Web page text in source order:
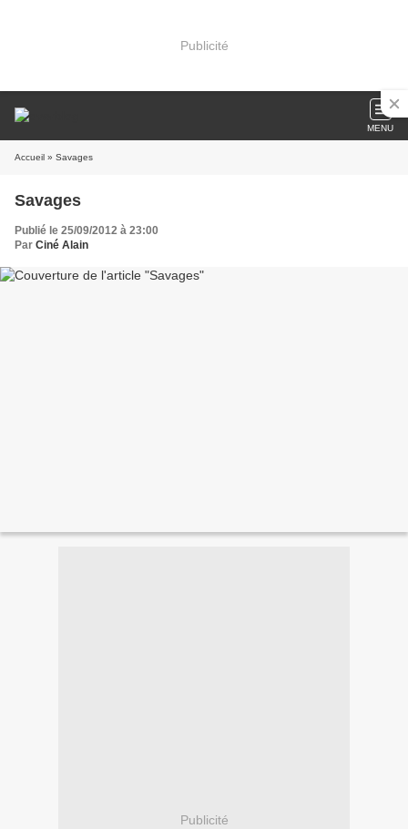
Publicité
MENU
Accueil » Savages
Savages
Publié le 25/09/2012 à 23:00
Par Ciné Alain
Publicité